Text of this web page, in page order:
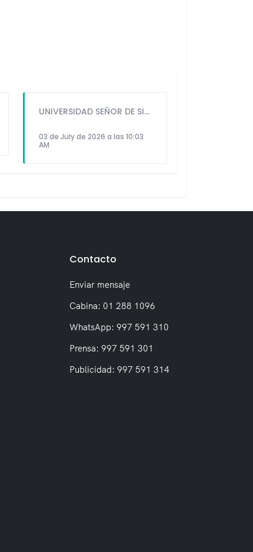
UNIVERSIDAD SEÑOR DE SIPÁN PRESENTÓ ROBOT HUMANOIDE DE ÚLTIMA GENERACIÓN PARA FORTALECER LA INVESTIGACIÓN Y LA FORMACIÓN ACADÉMICA
03 de July de 2026 a las 10:03
AM
Contacto
Enviar mensaje
Cabina: 01 288 1096
WhatsApp: 997 591 310
Prensa: 997 591 301
Publicidad: 997 591 314